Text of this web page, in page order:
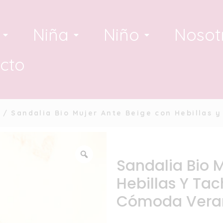
Niña Niño
/ Sandalia Bio Mujer Ante Beige con Hebillas y
Sandalia Bio
Hebillas Y
Cómoda